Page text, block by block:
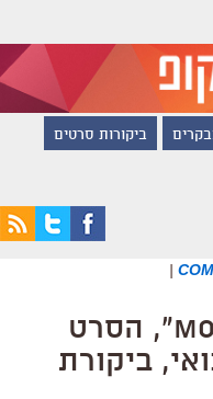
ביקורות סרטים
|
"Moonage Daydream", הסרט
ביקורת